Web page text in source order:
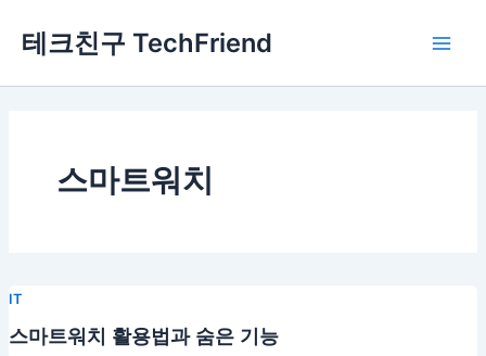
로
테크친구 TechFriend
스마트워치
IT
스마트워치 활용법과 숨은 기능